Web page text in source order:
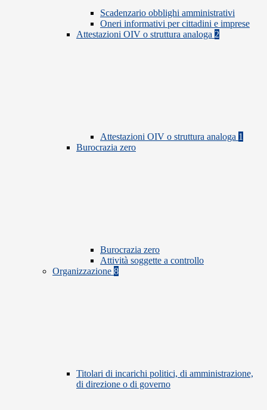
Scadenzario obblighi amministrativi
Oneri informativi per cittadini e imprese
Attestazioni OIV o struttura analoga 2
Attestazioni OIV o struttura analoga 1
Burocrazia zero
Burocrazia zero
Attività soggette a controllo
Organizzazione 8
Titolari di incarichi politici, di amministrazione,
di direzione o di governo